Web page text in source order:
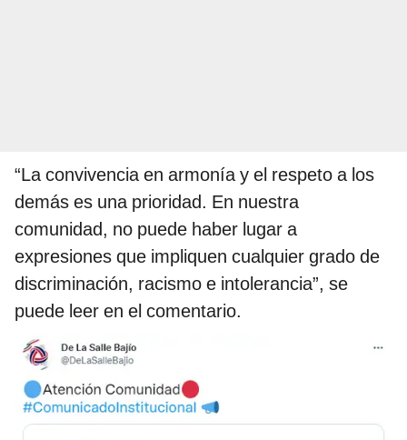
“La convivencia en armonía y el respeto a los
demás es una prioridad. En nuestra
comunidad, no puede haber lugar a
expresiones que impliquen cualquier grado de
discriminación, racismo e intolerancia”, se
puede leer en el comentario.